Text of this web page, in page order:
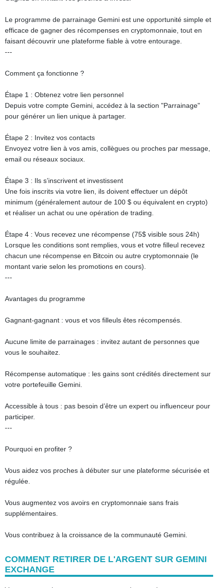
Le programme de parrainage Gemini est une opportunité simple et
efficace de gagner des récompenses en cryptomonnaie, tout en
faisant découvrir une plateforme fiable à votre entourage.
---
Comment ça fonctionne ?
Étape 1 : Obtenez votre lien personnel
Depuis votre compte Gemini, accédez à la section "Parrainage"
pour générer un lien unique à partager.
Étape 2 : Invitez vos contacts
Envoyez votre lien à vos amis, collègues ou proches par message,
email ou réseaux sociaux.
Étape 3 : Ils s’inscrivent et investissent
Une fois inscrits via votre lien, ils doivent effectuer un dépôt
minimum (généralement autour de 100 $ ou équivalent en crypto)
et réaliser un achat ou une opération de trading.
Étape 4 : Vous recevez une récompense (75$ visible sous 24h)
Lorsque les conditions sont remplies, vous et votre filleul recevez
chacun une récompense en Bitcoin ou autre cryptomonnaie (le
montant varie selon les promotions en cours).
---
Avantages du programme
Gagnant-gagnant : vous et vos filleuls êtes récompensés.
Aucune limite de parrainages : invitez autant de personnes que
vous le souhaitez.
Récompense automatique : les gains sont crédités directement sur
votre portefeuille Gemini.
Accessible à tous : pas besoin d’être un expert ou influenceur pour
participer.
---
Pourquoi en profiter ?
Vous aidez vos proches à débuter sur une plateforme sécurisée et
régulée.
Vous augmentez vos avoirs en cryptomonnaie sans frais
supplémentaires.
Vous contribuez à la croissance de la communauté Gemini.
COMMENT RETIRER DE L'ARGENT SUR GEMINI
EXCHANGE